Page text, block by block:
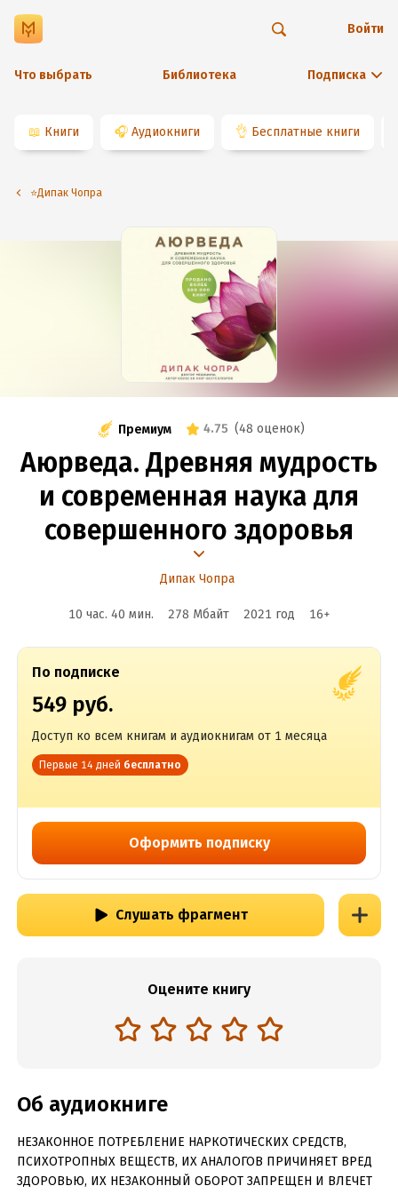
Что выбрать Библиотека Подписка
Войти
📖 Книги 🎧 Аудиокниги 👌 Бесплатные книги
⭐️Дипак Чопра
Премиум 4.75 (48 оценок)
Аюрведа. Древняя мудрость
и современная наука для
совершенного здоровья
Дипак Чопра
10 час. 40 мин. 278 Мбайт 2021 год 16+
По подписке
549 руб.
Доступ ко всем книгам и аудиокнигам от 1 месяца
Первые 14 дней бесплатно
Оформить подписку
Слушать фрагмент
Оцените книгу
Об аудиокниге
НЕЗАКОННОЕ ПОТРЕБЛЕНИЕ НАРКОТИЧЕСКИХ СРЕДСТВ,
ПСИХОТРОПНЫХ ВЕЩЕСТВ, ИХ АНАЛОГОВ ПРИЧИНЯЕТ ВРЕД
ЗДОРОВЬЮ, ИХ НЕЗАКОННЫЙ ОБОРОТ ЗАПРЕЩЕН И ВЛЕЧЕТ